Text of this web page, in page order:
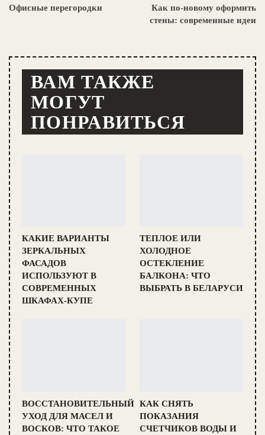
Офисные перегородки
Как по-новому оформить
стены: современные идеи
ВАМ ТАКЖЕ
МОГУТ
ПОНРАВИТЬСЯ
КАКИЕ ВАРИАНТЫ
ЗЕРКАЛЬНЫХ
ФАСАДОВ
ИСПОЛЬЗУЮТ В
СОВРЕМЕННЫХ
ШКАФАХ-КУПЕ
ТЕПЛОЕ ИЛИ
ХОЛОДНОЕ
ОСТЕКЛЕНИЕ
БАЛКОНА: ЧТО
ВЫБРАТЬ В БЕЛАРУСИ
ВОССТАНОВИТЕЛЬНЫЙ
УХОД ДЛЯ МАСЕЛ И
ВОСКОВ: ЧТО ТАКОЕ
КАК СНЯТЬ
ПОКАЗАНИЯ
СЧЕТЧИКОВ ВОДЫ И